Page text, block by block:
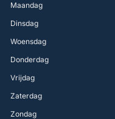
Maandag
Dinsdag
Woensdag
Donderdag
Vrijdag
Zaterdag
Zondag